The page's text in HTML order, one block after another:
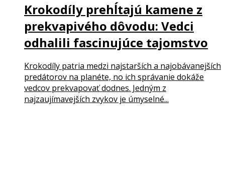
Krokodíly prehĺtajú kamene z
prekvapivého dôvodu: Vedci
odhalili fascinujúce tajomstvo
Krokodíly patria medzi najstarších a najobávanejších
predátorov na planéte, no ich správanie dokáže
vedcov prekvapovať dodnes. Jedným z
najzaujímavejších zvykov je úmyselné...